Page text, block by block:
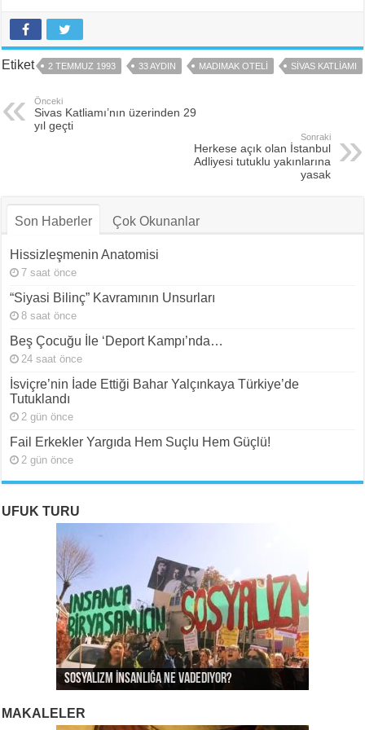
Etiket 2 TEMMUZ 1993 33 AYDIN MADIMAK OTELI SIVAS KATLIAMI
Önceki
Sivas Katliamı’nın üzerinden 29
yıl geçti
Sonraki
Herkese açık olan İstanbul
Adliyesi tutuklu yakınlarına
yasak
Son Haberler Çok Okunanlar
Hissizleşmenin Anatomisi
7 saat önce
“Siyasi Bilinç” Kavramının Unsurları
8 saat önce
Beş Çocuğu İle ‘Deport Kampı’nda…
24 saat önce
İsviçre’nin İade Ettiği Bahar Yalçınkaya Türkiye’de
Tutuklandı
2 gün önce
Fail Erkekler Yargıda Hem Suçlu Hem Güçlü!
2 gün önce
UFUK TURU
Sosyalizm İnsanlığa Ne Vadediyor?
ROJAVA: Rehavete Kapılan Bir Devrimin Hazin
Gerileyişi -III
ROJAVA: Rehavete Kapılan Bir Devrimin Hazin
Gerileyişi -II
Rojava: Rehavete Kapılan Bir Devrimin Hazin
Gerileyişi*
Rojava Devrimi İçin Yangın Alarmı
MAKALELER